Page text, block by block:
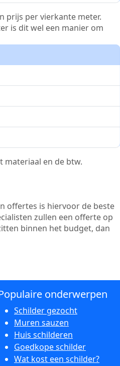
prijs per vierkante meter.
is dit wel een manier om
materiaal en de btw.
offertes is hiervoor de beste
zullen een offerte op
binnen het budget, dan
onderwerpen
Schilder gezocht
Muren sauzen
Huis schilderen
Goedkope schilder
Wat kost een schilder?